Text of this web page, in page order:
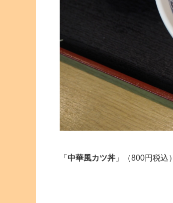
「 中華風カツ丼 」（800円税込）